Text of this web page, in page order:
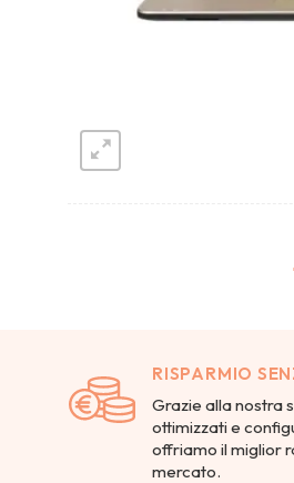
RISPARMIO
Grazie alla nostra
ottimizzati e
offriamo il miglior
mercato.